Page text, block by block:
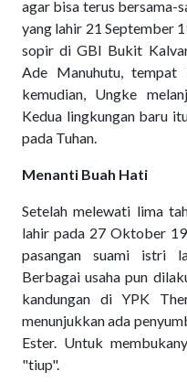
agar bisa terus bersama-
yang lahir 21 September
sopir di GBI Bukit
Ade Manuhutu, tempat
kemudian, Ungke
Kedua lingkungan baru
pada Tuhan.
Menanti Buah Hati
Setelah melewati lima
lahir pada 27 Oktober
pasangan suami istri
Berbagai usaha pun
kandungan di YPK
menunjukkan ada
Ester. Untuk
"tiup".